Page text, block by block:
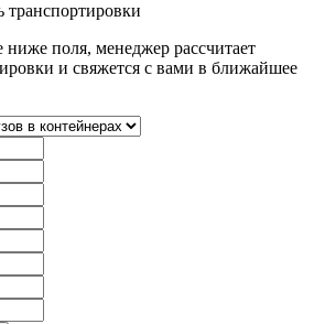
транспортировки
ниже поля, менеджер рассчитает
и свяжется с вами в ближайшее